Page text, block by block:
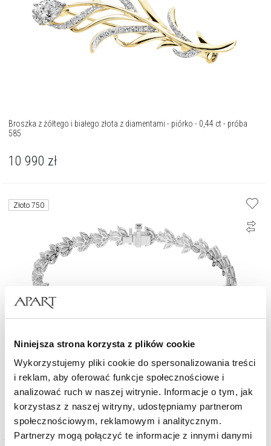
Niniejsza strona korzysta z plików cookie
Wykorzystujemy pliki cookie do spersonalizowania treści
i reklam, aby oferować funkcje społecznościowe i
analizować ruch w naszej witrynie. Informacje o tym, jak
korzystasz z naszej witryny, udostępniamy partnerom
społecznościowym, reklamowym i analitycznym.
Partnerzy mogą połączyć te informacje z innymi danymi
Broszka z żółtego i białego złota z diamentami - piórko - 0,44 ct - próba
585
10 990 zł
Złoto 750
Bransoletka z białego złota z diamentami - 8,77 ct - próba 750
129 000 zł